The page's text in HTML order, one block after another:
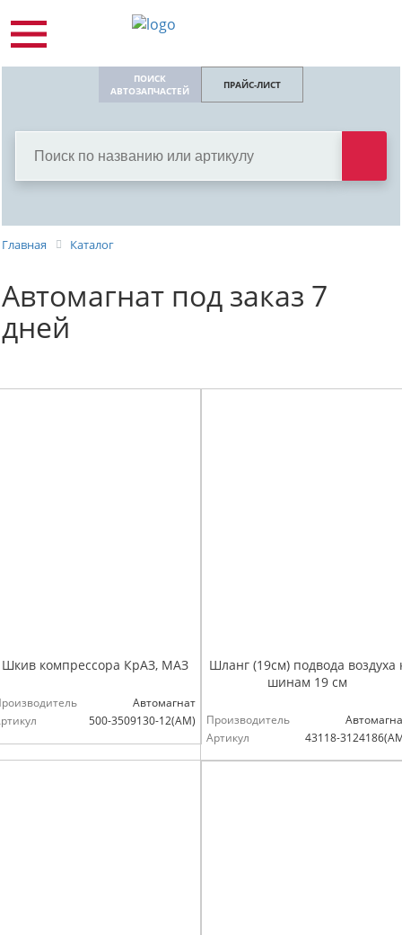
ПОИСК
АВТОЗАПЧАСТЕЙ
ПРАЙС-ЛИСТ
Главная Каталог
Автомагнат под заказ 7
дней
Шкив компрессора КрАЗ, МАЗ
Автомагнат
500-3509130-12(АМ)
Шланг (19см) подвода воздуха
шинам 19 см
Производитель
Артикул
43118-